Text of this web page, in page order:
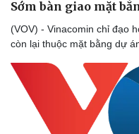
Sớm bàn giao mặt
(VOV) - Vinacomin chỉ đạo
còn lại thuộc mặt bằng dự